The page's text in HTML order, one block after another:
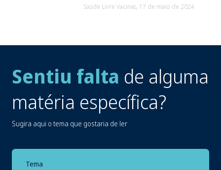
Saúde Livre Vacinas, 17 de maio de 2024
Sentiu falta de alguma
matéria específica?
Sugira aqui o tema que gostaria de ler